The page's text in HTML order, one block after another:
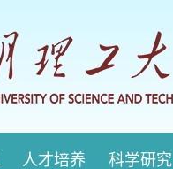
人才培养 科学研究